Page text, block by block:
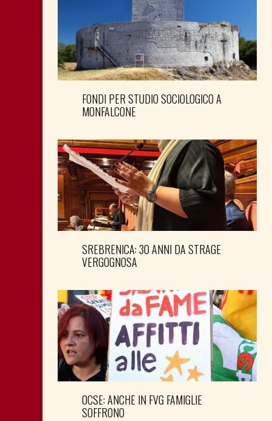
FONDI PER STUDIO SOCIOLOGICO A
MONFALCONE
SREBRENICA: 30 ANNI DA STRAGE
VERGOGNOSA
OCSE: ANCHE IN FVG FAMIGLIE
SOFFRONO